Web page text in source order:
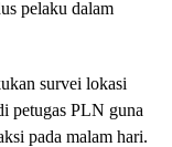
pelaku dalam
survei lokasi
petugas PLN guna
pada malam hari.